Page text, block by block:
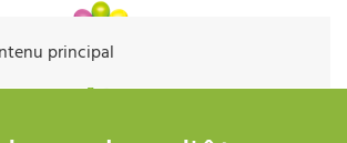
principal